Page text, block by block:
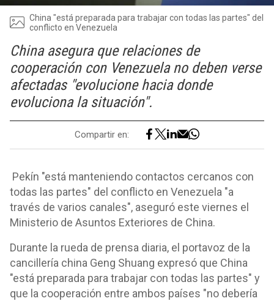
China "está preparada para trabajar con todas las partes" del
conflicto en Venezuela
China asegura que relaciones de
cooperación con Venezuela no deben verse
afectadas "evolucione hacia donde
evoluciona la situación".
Compartir en:
Pekín "está manteniendo contactos cercanos con
todas las partes" del conflicto en Venezuela "a
través de varios canales", aseguró este viernes el
Ministerio de Asuntos Exteriores de China.
Durante la rueda de prensa diaria, el portavoz de la
cancillería china Geng Shuang expresó que China
"está preparada para trabajar con todas las partes" y
que la cooperación entre ambos países "no debería